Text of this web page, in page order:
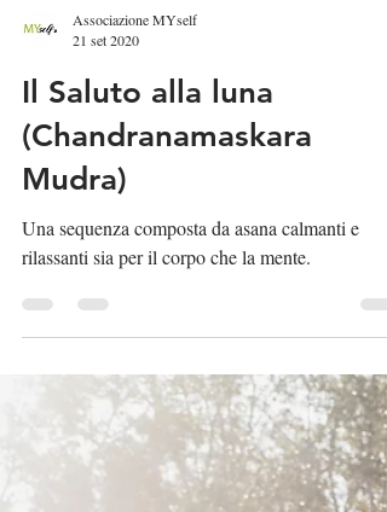
Associazione MYself
21 set 2020
Il Saluto alla luna
(Chandranamaskara
Mudra)
Una sequenza composta da asana calmanti e
rilassanti sia per il corpo che la mente.